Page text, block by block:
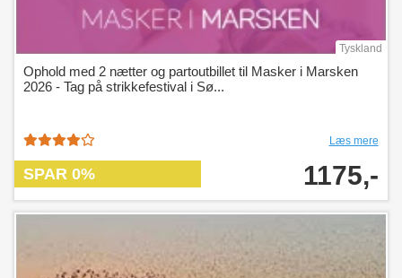
Tyskland
Ophold med 2 nætter og partoutbillet til Masker i Marsken
2026 - Tag på strikkefestival i Sø...
Læs mere
SPAR 0% 1175,-